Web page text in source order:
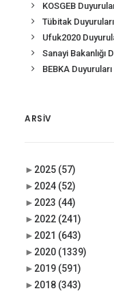
KOSGEB
Tübitak Duyuruları
Ufuk2020
Sanayi Bakanlığı
BEBKA Duyuruları
ARSIV
► 2025 (57)
► 2024 (52)
► 2023 (44)
► 2022 (241)
► 2021 (643)
► 2020 (1339)
► 2019 (591)
► 2018 (343)